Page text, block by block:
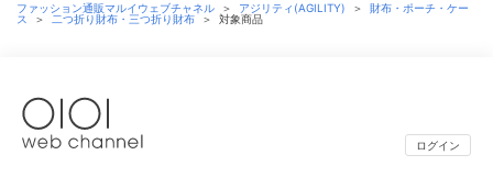
ファッション通販マルイウェブチャネル ＞ アジリティ(AGILITY) ＞
財布・ポーチ・ケー
ス
＞ 二つ折り財布・三つ折り財布 ＞ 対象商品
ログイン